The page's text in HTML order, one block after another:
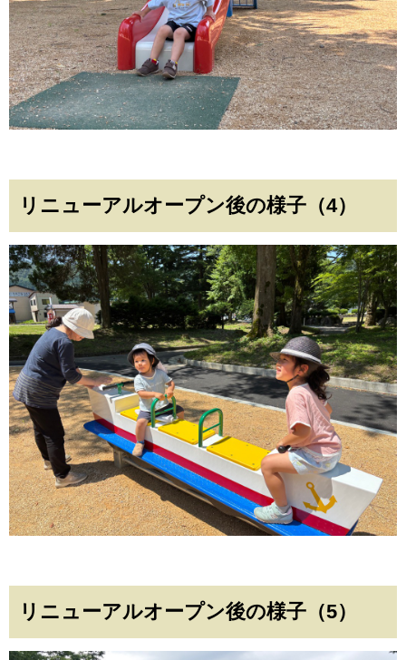
リニューアルオープン後の様子（4）
リニューアルオープン後の様子（5）